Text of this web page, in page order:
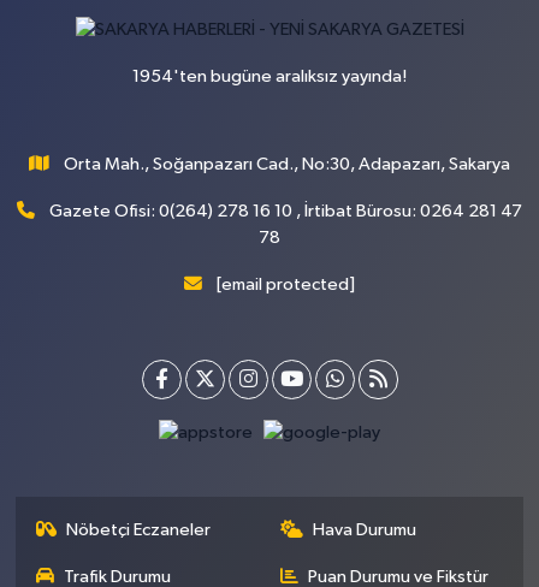
1954'ten bugüne aralıksız yayında!
Orta Mah., Soğanpazarı Cad., No:30, Adapazarı, Sakarya
Gazete Ofisi: 0(264) 278 16 10 , İrtibat Bürosu: 0264 281 47
78
[email protected]
Nöbetçi Eczaneler Hava Durumu
Trafik Durumu Puan Durumu ve Fikstür